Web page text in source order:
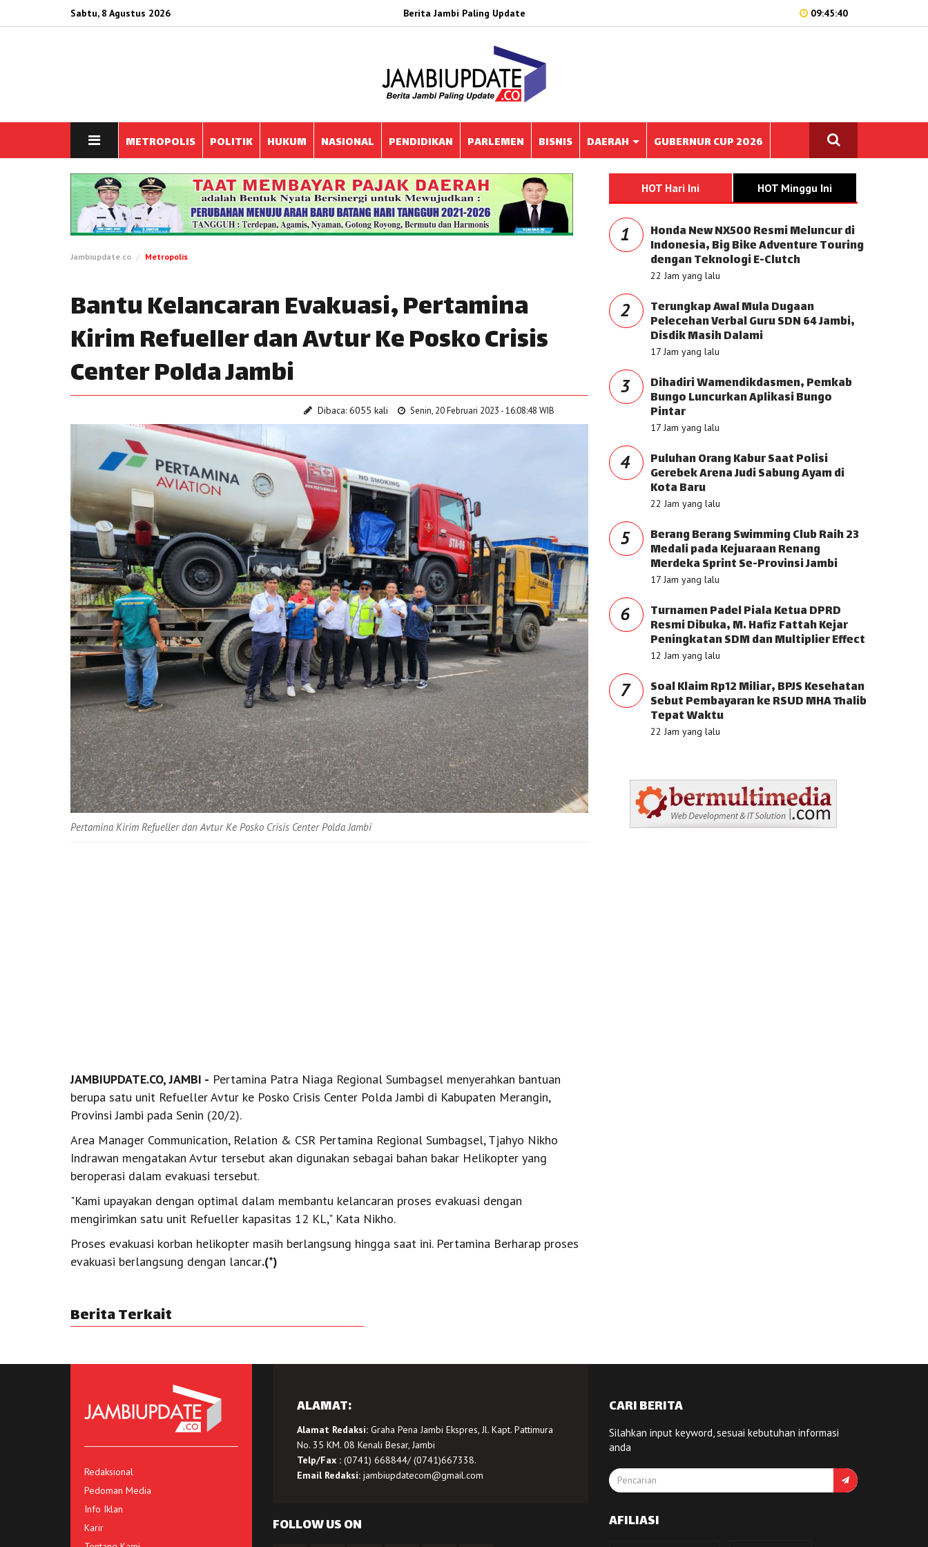
Sabtu, 8 Agustus 2026 Berita Jambi Paling Update 09:45:40
METROPOLIS POLITIK HUKUM NASIONAL PENDIDIKAN PARLEMEN BISNIS DAERAH GUBERNUR CUP 2026
Jambiupdate.co Metropolis
Bantu Kelancaran Evakuasi, Pertamina
Kirim Refueller dan Avtur Ke Posko Crisis
Center Polda Jambi
Dibaca: 6055 kali Senin, 20 Februari 2023 - 16:08:48 WIB
Pertamina Kirim Refueller dan Avtur Ke Posko Crisis Center Polda Jambi
JAMBIUPDATE.CO, JAMBI - Pertamina Patra Niaga Regional Sumbagsel menyerahkan bantuan
berupa satu unit Refueller Avtur ke Posko Crisis Center Polda Jambi di Kabupaten Merangin,
Provinsi Jambi pada Senin (20/2).
Area Manager Communication, Relation & CSR Pertamina Regional Sumbagsel, Tjahyo Nikho
Indrawan mengatakan Avtur tersebut akan digunakan sebagai bahan bakar Helikopter yang
beroperasi dalam evakuasi tersebut.
"Kami upayakan dengan optimal dalam membantu kelancaran proses evakuasi dengan
mengirimkan satu unit Refueller kapasitas 12 KL," Kata Nikho.
Proses evakuasi korban helikopter masih berlangsung hingga saat ini. Pertamina Berharap proses
evakuasi berlangsung dengan lancar.(*)
Berita Terkait
HOT Hari Ini HOT Minggu Ini
1 Honda New NX500 Resmi Meluncur di
Indonesia, Big Bike Adventure Touring
dengan Teknologi E-Clutch
22 Jam yang lalu
2 Terungkap Awal Mula Dugaan
Pelecehan Verbal Guru SDN 64 Jambi,
Disdik Masih Dalami
17 Jam yang lalu
3 Dihadiri Wamendikdasmen, Pemkab
Bungo Luncurkan Aplikasi Bungo
Pintar
17 Jam yang lalu
4 Puluhan Orang Kabur Saat Polisi
Gerebek Arena Judi Sabung Ayam di
Kota Baru
22 Jam yang lalu
5 Berang Berang Swimming Club Raih 23
Medali pada Kejuaraan Renang
Merdeka Sprint Se-Provinsi Jambi
17 Jam yang lalu
6 Turnamen Padel Piala Ketua DPRD
Resmi Dibuka, M. Hafiz Fattah Kejar
Peningkatan SDM dan Multiplier Effect
12 Jam yang lalu
7 Soal Klaim Rp12 Miliar, BPJS Kesehatan
Sebut Pembayaran ke RSUD MHA Thalib
Tepat Waktu
22 Jam yang lalu
Redaksional
Pedoman Media
Info Iklan
Karir
ALAMAT:
Alamat Redaksi:Graha Pena Jambi Ekspres, Jl. Kapt. Pattimura
No. 35 KM. 08 Kenali Besar, Jambi
Telp/Fax :(0741) 668844/ (0741)667338.
Email Redaksi: jambiupdatecom@gmail.com
FOLLOW US ON
CARI BERITA
Silahkan input keyword, sesuai kebutuhan informasi
anda
AFILIASI